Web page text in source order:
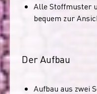
Alle Stoffmuster
bequem zur
Der Aufbau
Aufbau aus zwei